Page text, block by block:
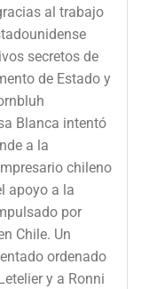
al trabajo
secretos de
de Estado y
Blanca intentó
a la
chileno
apoyo a la
por
Chile. Un
ordenado
y a Ronni